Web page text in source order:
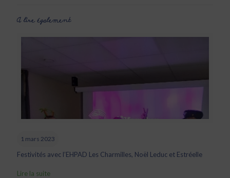
A lire également
1 mars 2023
Festivités avec l’EHPAD Les Charmilles, Noël Leduc et Estréelle
Lire la suite